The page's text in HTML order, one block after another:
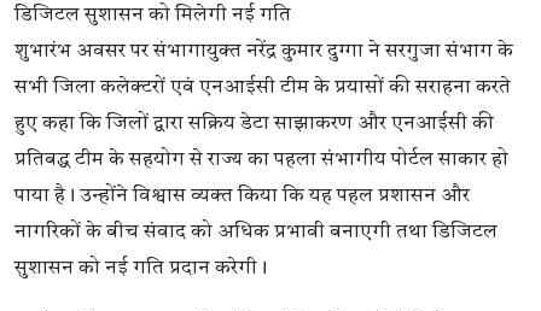
डिजिटल सुशासन को मिलेगी नई गति
शुभारंभ अवसर पर संभागायुक्त नरेंद्र कुमार दुग्गा ने सरगुजा संभाग के
सभी जिला कलेक्टरों एवं एनआईसी टीम के प्रयासों की सराहना करते
हुए कहा कि जिलों द्वारा सक्रिय डेटा साझाकरण और एनआईसी की
प्रतिबद्ध टीम के सहयोग से राज्य का पहला संभागीय पोर्टल साकार हो
पाया है। उन्होंने विश्वास व्यक्त किया कि यह पहल प्रशासन और
नागरिकों के बीच संवाद को अधिक प्रभावी बनाएगी तथा डिजिटल
सुशासन को नई गति प्रदान करेगी।